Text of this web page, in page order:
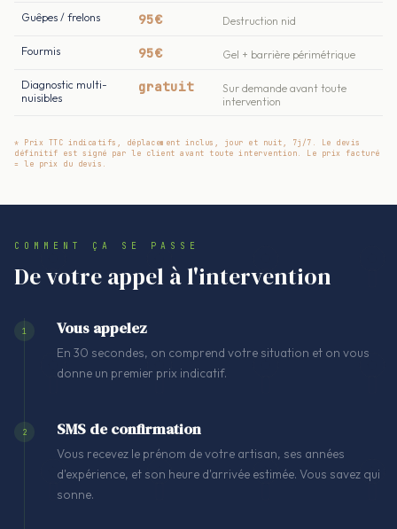
Guêpes / frelons 95€ Destruction nid
Fourmis 95€ Gel + barrière périmétrique
Diagnostic multi-
nuisibles
gratuit
Sur demande avant toute
intervention
* Prix TTC indicatifs, déplacement inclus, jour et nuit, 7j/7. Le devis
définitif est signé par le client avant toute intervention. Le prix facturé
= le prix du devis.
COMMENT ÇA SE PASSE
De votre appel à l'intervention
1 Vous appelez
En 30 secondes, on comprend votre situation et on vous
donne un premier prix indicatif.
2 SMS de confirmation
Vous recevez le prénom de votre artisan, ses années
d'expérience, et son heure d'arrivée estimée. Vous savez qui
sonne.